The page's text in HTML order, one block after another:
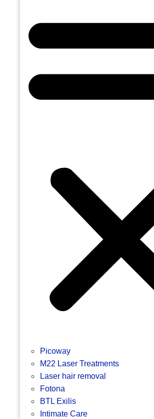
Picoway
M22 Laser Treatments
Laser hair removal
Fotona
BTL Exilis
Intimate Care